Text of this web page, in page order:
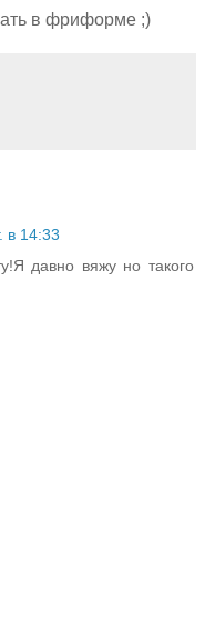
в фриформе ;)
в 14:33
давно вяжу но такого